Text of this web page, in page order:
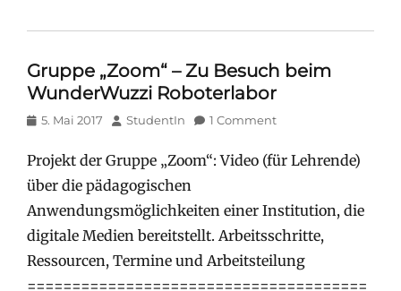
Gruppe „Zoom“ – Zu Besuch beim
WunderWuzzi Roboterlabor
Posted
5. Mai 2017 Author
StudentIn 1 Comment
Projekt der Gruppe „Zoom“: Video (für Lehrende)
über die pädagogischen
Anwendungsmöglichkeiten einer Institution, die
digitale Medien bereitstellt. Arbeitsschritte,
Ressourcen, Termine und Arbeitsteilung
======================================